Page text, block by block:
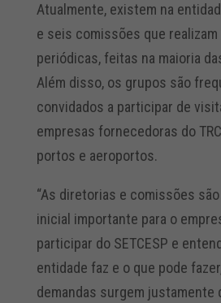
Atualmente, existem na
e seis comissões que
periódicas, feitas na maioria
Além disso, os grupos são
convidados a participar de
empresas fornecedoras do
portos e aeroportos.
“As diretorias e comissões
inicial importante para o
participar do SETCESP e
entidade faz e o que pode
demandas surgem justamente